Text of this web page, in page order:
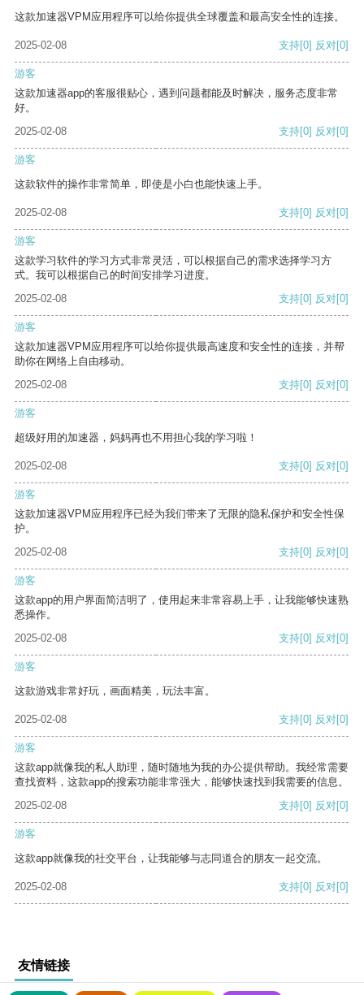
这款加速器VPM应用程序可以给你提供全球覆盖和最高安全性的连接。
2025-02-08 支持[0] 反对[0]
游客
这款加速器app的客服很贴心，遇到问题都能及时解决，服务态度非常
好。
2025-02-08
支持[0] 反对[0]
游客
这款软件的操作非常简单，即使是小白也能快速上手。
2025-02-08 支持[0] 反对[0]
游客
这款学习软件的学习方式非常灵活，可以根据自己的需求选择学习方
式。我可以根据自己的时间安排学习进度。
2025-02-08
支持[0] 反对[0]
游客
这款加速器VPM应用程序可以给你提供最高速度和安全性的连接，并帮
助你在网络上自由移动。
2025-02-08
支持[0] 反对[0]
游客
超级好用的加速器，妈妈再也不用担心我的学习啦！
2025-02-08 支持[0] 反对[0]
游客
这款加速器VPM应用程序已经为我们带来了无限的隐私保护和安全性保
护。
2025-02-08
支持[0] 反对[0]
游客
这款app的用户界面简洁明了，使用起来非常容易上手，让我能够快速熟
悉操作。
2025-02-08
支持[0] 反对[0]
游客
这款游戏非常好玩，画面精美，玩法丰富。
2025-02-08 支持[0] 反对[0]
游客
这款app就像我的私人助理，随时随地为我的办公提供帮助。我经常需要
查找资料，这款app的搜索功能非常强大，能够快速找到我需要的信息。
2025-02-08
支持[0] 反对[0]
游客
这款app就像我的社交平台，让我能够与志同道合的朋友一起交流。
2025-02-08 支持[0] 反对[0]
友情链接